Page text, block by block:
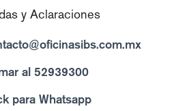
y Aclaraciones
al 52939300
para Whatsapp